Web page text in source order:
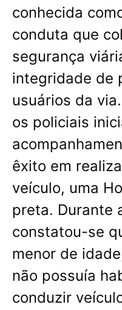
conhecida
conduta que
segurança
integridade de
usuários da
os policiais
êxito em
veículo, uma
preta. Durante
constatou-se
menor de
não possuía
conduzir